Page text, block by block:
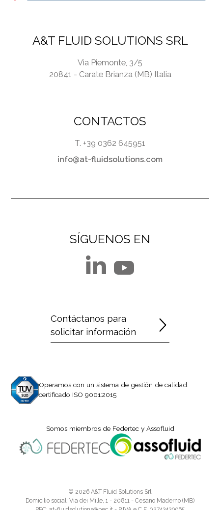
A&T FLUID SOLUTIONS SRL
Via Piemonte, 3/5
20841 - Carate Brianza (MB) Italia
CONTACTOS
T. +39 0362 645951
info@at-fluidsolutions.com
SÍGUENOS EN
Contáctanos para
solicitar información
Operamos con un sistema de gestión de calidad:
certificado ISO 9001:2015
Somos miembros de Federtec y Assofluid
© 2026 A&T Fluid Solutions Srl
Domicilio social: Via dei Mille, 1 - 20811 - Cesano Maderno (MB)